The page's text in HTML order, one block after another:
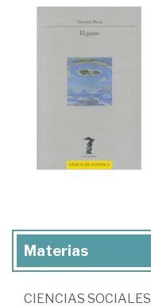
Materias
CIENCIAS SOCIALES